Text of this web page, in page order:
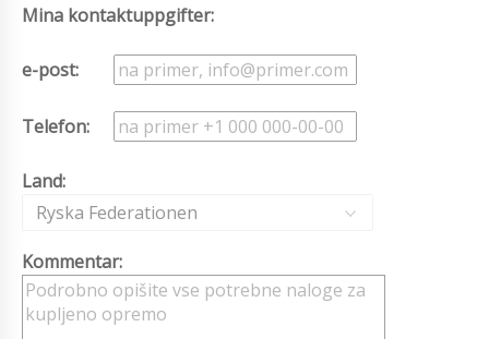
Mina kontaktuppgifter:
e-post:
Telefon:
Land:
Ryska Federationen
Kommentar: